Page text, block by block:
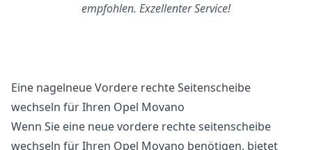
empfohlen. Exzellenter Service!
Eine nagelneue Vordere rechte Seitenscheibe
wechseln für Ihren Opel Movano
Wenn Sie eine neue vordere rechte seitenscheibe
wechseln für Ihren Opel Movano benötigen, bietet